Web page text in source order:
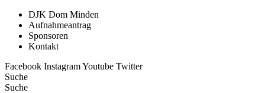
DJK Dom Minden
Aufnahmeantrag
Sponsoren
Kontakt
Facebook InstagramYoutube Twitter
Suche
Suche